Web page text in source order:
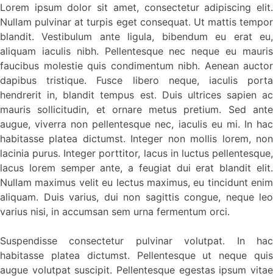
Lorem ipsum dolor sit amet, consectetur adipiscing elit.
Nullam pulvinar at turpis eget consequat. Ut mattis tempor
blandit. Vestibulum ante ligula, bibendum eu erat eu,
aliquam iaculis nibh. Pellentesque nec neque eu mauris
faucibus molestie quis condimentum nibh. Aenean auctor
dapibus tristique. Fusce libero neque, iaculis porta
hendrerit in, blandit tempus est. Duis ultrices sapien ac
mauris sollicitudin, et ornare metus pretium. Sed ante
augue, viverra non pellentesque nec, iaculis eu mi. In hac
habitasse platea dictumst. Integer non mollis lorem, non
lacinia purus. Integer porttitor, lacus in luctus pellentesque,
lacus lorem semper ante, a feugiat dui erat blandit elit.
Nullam maximus velit eu lectus maximus, eu tincidunt enim
aliquam. Duis varius, dui non sagittis congue, neque leo
varius nisi, in accumsan sem urna fermentum orci.
Suspendisse consectetur pulvinar volutpat. In hac
habitasse platea dictumst. Pellentesque ut neque quis
augue volutpat suscipit. Pellentesque egestas ipsum vitae